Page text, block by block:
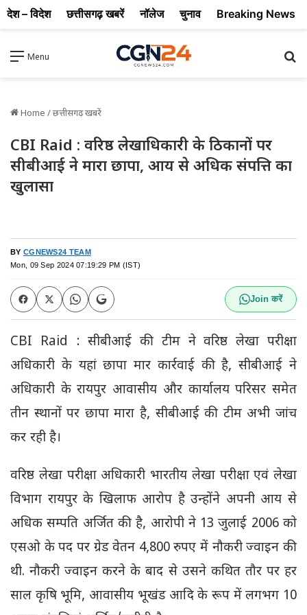
Menu
Home /छत्तीसगढ़ खबरें
CBI Raid : वरिष्ठ लेखाधिकारी के ठिकानों पर
सीबीआई ने मारा छापा, आय से अधिक संपत्ति का
खुलासा
BY CGNEWS24 TEAM
Mon, 09 Sep 2024 07:19:29 PM (IST)
Join करें
CBI Raid : सीबीआई की टीम ने वरिष्ठ लेखा परीक्षा
अधिकारी के यहां छापा मार कार्रवाई की है, सीबीआई ने
अधिकारी के रायपुर आवासीय और कार्यालय परिसर समेत
तीन स्थानों पर छापा मारा है, सीबीआई की टीम अभी जांच
कर रही है।
वरिष्ठ लेखा परीक्षा अधिकारी भारतीय लेखा परीक्षा एवं लेखा
विभाग रायपुर के खिलाफ आरोप है उन्होंने अपनी आय से
अधिक सम्पति अर्जित की है, आरोपी ने 13 जुलाई 2006 को
एसओ के पद पर ग्रेड वेतन 4,800 रुपए में नौकरी ज्वाइन की
थी. नौकरी ज्वाइन करने के बाद से उसने कथित तौर पर हर
साल कृषि भूमि, आवासीय भूखंड आदि के रूप में लगभग 10
देश – विदेश छत्तीसगढ़ खबरें नॉलेज चुनाव Breaking News